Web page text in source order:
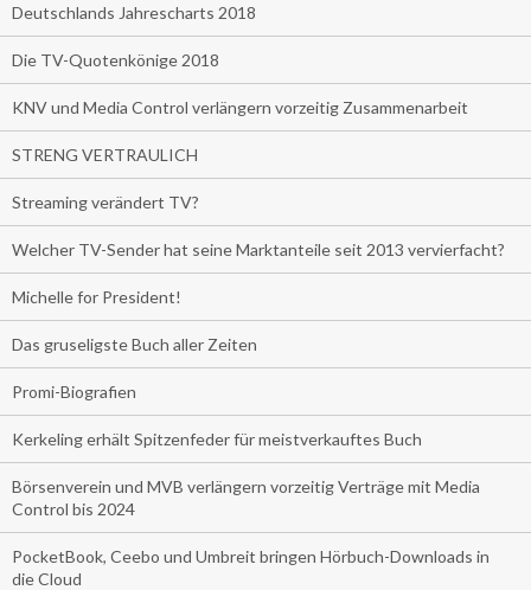
Deutschlands Jahrescharts 2018
Die TV-Quotenkönige 2018
KNV und Media Control verlängern vorzeitig Zusammenarbeit
STRENG VERTRAULICH
Streaming verändert TV?
Welcher TV-Sender hat seine Marktanteile seit 2013 vervierfacht?
Michelle for President!
Das gruseligste Buch aller Zeiten
Promi-Biografien
Kerkeling erhält Spitzenfeder für meistverkauftes Buch
Börsenverein und MVB verlängern vorzeitig Verträge mit Media
Control bis 2024
PocketBook, Ceebo und Umbreit bringen Hörbuch-Downloads in
die Cloud